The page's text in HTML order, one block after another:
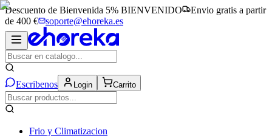
Descuento de Bienvenida 5% BIENVENIDO
Envio gratis a partir
de 400 €
soporte@ehoreka.es
Escribenos Login Carrito
Frio y Climatizacion